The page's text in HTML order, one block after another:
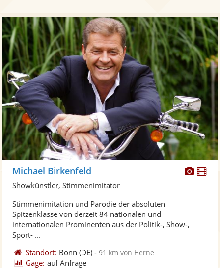
Michael Birkenfeld
Showkünstler, Stimmenimitator
Stimmenimitation und Parodie der absoluten
Spitzenklasse von derzeit 84 nationalen und
internationalen Prominenten aus der Politik-, Show-,
Sport- ...
Standort: Bonn (DE) -91 km von Herne
Gage: auf Anfrage